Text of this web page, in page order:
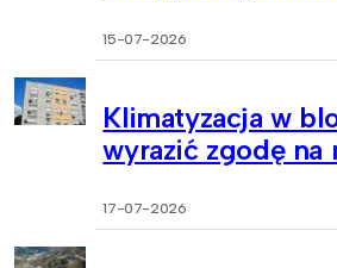
15-07-2026
Klimatyzacja w
wyrazić zgodę na
17-07-2026